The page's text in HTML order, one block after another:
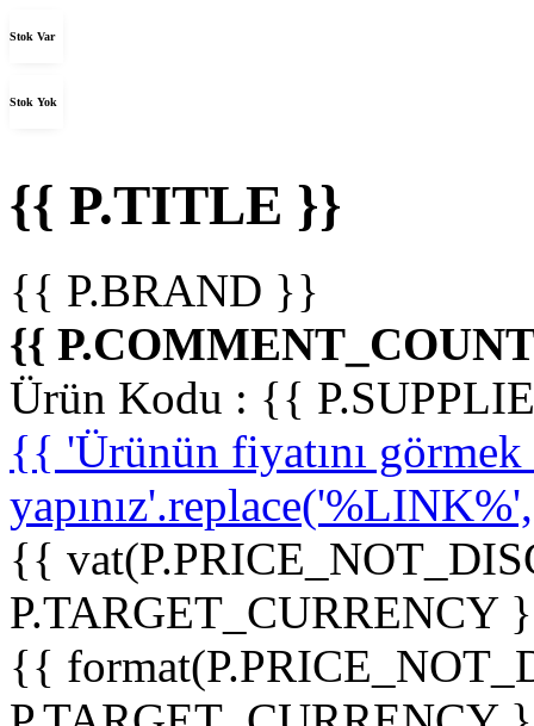
Stok Var
Stok Yok
{{ P.TITLE }}
{{ P.BRAND }}
{{
Ürün Kodu : {{
{{ 'Ürünün fiyatını
{{
P.TARGET_CURRENCY
{{